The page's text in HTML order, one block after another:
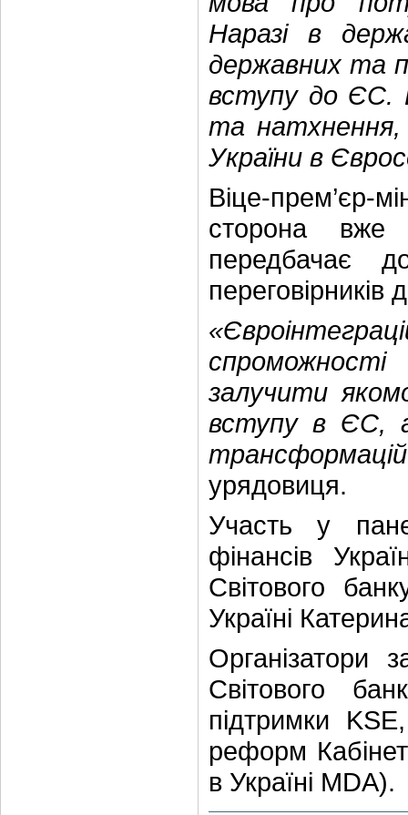
Наразі в
державних та
вступу до ЄС.
та натхнення,
України в
Віце-прем’єр-
сторона вже
передбачає
залучити
вступу в ЄС,
урядовиця.
Участь у
фінансів
Світового
Україні
Організатори
Світового
підтримки
реформ
в Україні MDA).